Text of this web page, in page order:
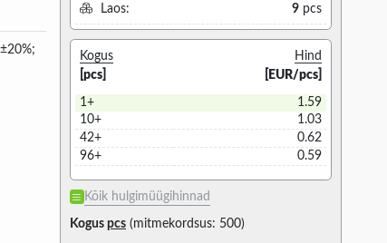
Laos: 9 pcs
Kogus
[pcs]
Hind
[EUR/pcs]
1+
1.59
10+
1.03
42+
0.62
96+
0.59
Kõik hulgimüügihinnad
Kogus pcs(mitmekordsus: 500)